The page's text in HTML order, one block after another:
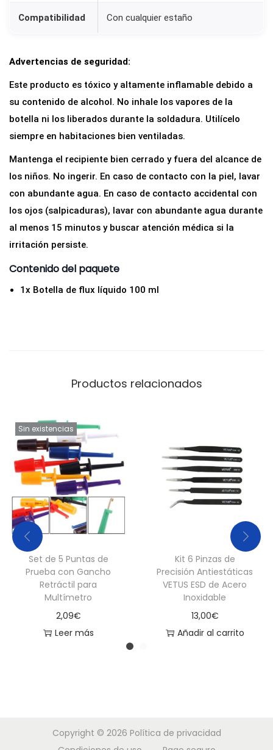
Compatibilidad Con cualquier estaño
Advertencias de seguridad:
Este producto es tóxico y altamente inflamable debido a
su contenido de alcohol. No inhale los vapores de la
botella ni los liberados durante la soldadura. Utilícelo
siempre en habitaciones bien ventiladas.
Mantenga el recipiente bien cerrado y fuera del alcance de
los niños. No ingerir. En caso de contacto con la piel, lavar
con abundante agua. En caso de contacto accidental con
los ojos (salpicaduras), lavar con abundante agua durante
al menos 15 minutos y buscar atención médica si la
irritación persiste.
Contenido del paquete
1x Botella de flux líquido 100 ml
Productos relacionados
Sin existencias
Set de 5 Puntas de
Prueba con Gancho
Retráctil para
Multímetro
2,09€
Leer más
Kit 6 Pinzas de
Precisión Antiestáticas
VETUS ESD de Acero
Inoxidable
13,00€
Añadir al carrito
Copyright © 2026 Política de privacidad